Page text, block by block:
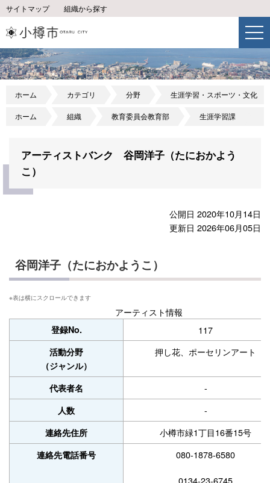
サイトマップ 組織から探す
ホーム カテゴリ 分野 生涯学習・スポーツ・文化
ホーム 組織 教育委員会教育部 生涯学習課
アーティストバンク 谷岡洋子（たにおかよう
こ）
公開日 2020年10月14日
更新日 2026年06月05日
谷岡洋子（たにおかようこ）
アーティスト情報
登録No. 117
活動分野
（ジャンル）
押し花、ポーセリンアート
代表者名 -
人数 -
連絡先住所 小樽市緑1丁目16番15号
連絡先電話番号 080-1878-6580
0134-23-6745